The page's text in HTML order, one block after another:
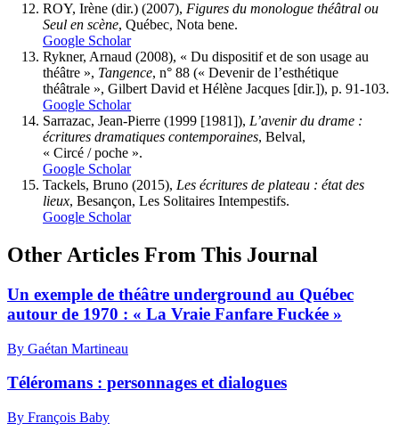
ROY, Irène (dir.) (2007), Figures du monologue théâtral ou
Seul en scène, Québec, Nota bene.
Google Scholar
Rykner, Arnaud (2008), « Du dispositif et de son usage au
théâtre », Tangence, n° 88 (« Devenir de l’esthétique
théâtrale », Gilbert David et Hélène Jacques [dir.]), p. 91-103.
Google Scholar
Sarrazac, Jean-Pierre (1999 [1981]), L’avenir du drame :
écritures dramatiques contemporaines, Belval,
« Circé / poche ».
Google Scholar
Tackels, Bruno (2015), Les écritures de plateau : état des
lieux, Besançon, Les Solitaires Intempestifs.
Google Scholar
Other Articles From This Journal
Un exemple de théâtre underground au Québec
autour de 1970 : « La Vraie Fanfare Fuckée »
By Gaétan Martineau
Téléromans : personnages et dialogues
By François Baby